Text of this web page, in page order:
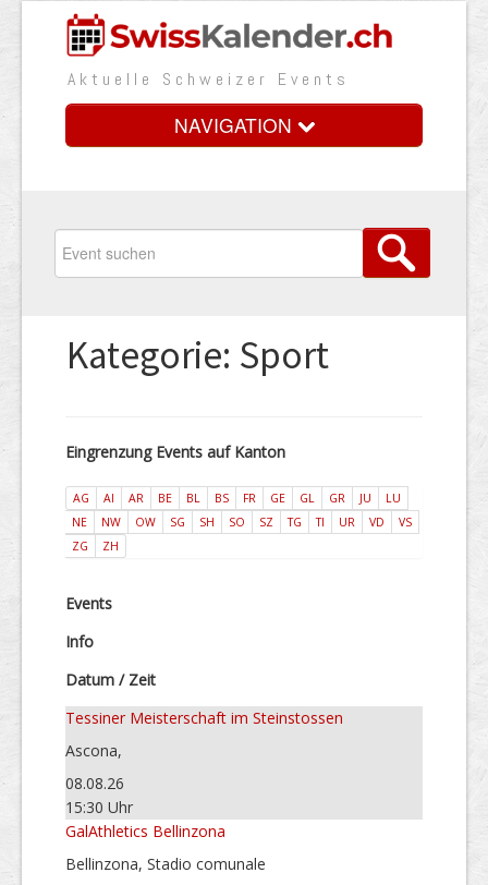
Aktuelle Schweizer Events
NAVIGATION
Vorteile
Medienbooster
Kategorie: Sport
Eingrenzung Events auf Kanton
AG AI AR BE BL BS FR GE GL GR JU
LU
NE
NW OW SG SH SO SZ TG TI UR VD
VS
ZG
ZH
Events
Info
Datum / Zeit
Tessiner Meisterschaft im Steinstossen
Ascona,
08.08.26
15:30 Uhr
GalAthletics Bellinzona
Bellinzona, Stadio comunale